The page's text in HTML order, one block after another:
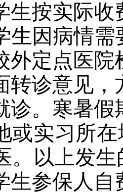
生按实际
生因病情需
外定点医
转诊意见
诊。寒暑
或实习所
以上发
生参保人